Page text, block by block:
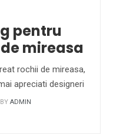
pentru
mireasa
rochii de mireasa,
apreciati designeri
ADMIN